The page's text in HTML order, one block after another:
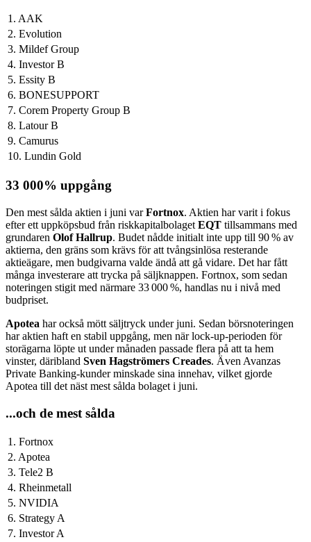
1. AAK
2. Evolution
3. Mildef Group
4. Investor B
5. Essity B
6. BONESUPPORT
7. Corem Property Group B
8. Latour B
9. Camurus
10. Lundin Gold
33 000% uppgång
Den mest sålda aktien i juni varFortnox. Aktien har varit i fokus
efter ett uppköpsbud från riskkapitalbolaget EQT tillsammans med
grundaren Olof Hallrup. Budet nådde initialt inte upp till 90 % av
aktierna, den gräns som krävs för att tvångsinlösa resterande
aktieägare, men budgivarna valde ändå att gå vidare. Det har fått
många investerare att trycka på säljknappen. Fortnox, som sedan
noteringen stigit med närmare 33 000 %, handlas nu i nivå med
budpriset.
Apotea har också mött säljtryck under juni. Sedan börsnoteringen
har aktien haft en stabil uppgång, men när lock-up-perioden för
storägarna löpte ut under månaden passade flera på att ta hem
vinster, däribland Sven Hagströmers Creades. Även Avanzas
Private Banking-kunder minskade sina innehav, vilket gjorde
Apotea till det näst mest sålda bolaget i juni.
...och de mest sålda
1. Fortnox
2. Apotea
3. Tele2 B
4. Rheinmetall
5. NVIDIA
6. Strategy A
7. Investor A